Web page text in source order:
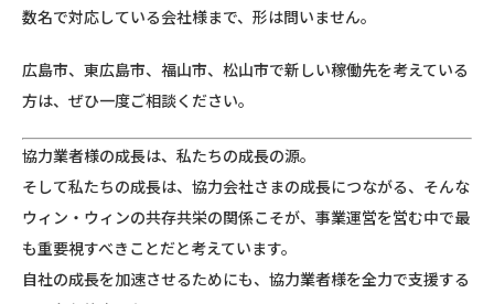
数名で対応している会社様まで、形は問いません。
広島市、東広島市、福山市、松山市で新しい稼働先を考えている
方は、ぜひ一度ご相談ください。
協力業者様の成長は、私たちの成長の源。
そして私たちの成長は、協力会社さまの成長につながる、そんな
ウィン・ウィンの共存共栄の関係こそが、事業運営を営む中で最
も重要視すべきことだと考えています。
自社の成長を加速させるためにも、協力業者様を全力で支援する